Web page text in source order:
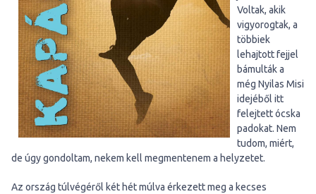
Voltak, akik
vigyorogtak, a
többiek
lehajtott fejjel
bámulták a
még Nyilas Misi
idejéből itt
felejtett ócska
padokat. Nem
tudom, miért,
de úgy gondoltam, nekem kell megmentenem a helyzetet.
Az ország túlvégéről két hét múlva érkezett meg a kecses